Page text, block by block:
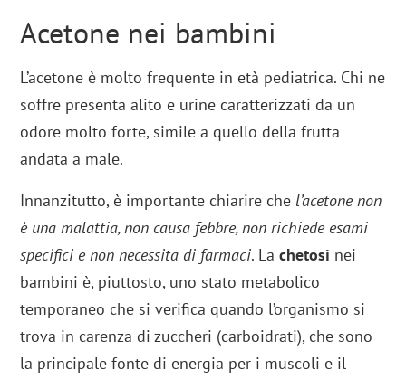
Acetone nei bambini
L’acetone è molto frequente in età pediatrica. Chi ne
soffre presenta alito e urine caratterizzati da un
odore molto forte, simile a quello della frutta
andata a male.
Innanzitutto, è importante chiarire che l’acetone non
è una malattia, non causa febbre, non richiede esami
specifici e non necessita di farmaci. Lachetosi nei
bambini è, piuttosto, uno stato metabolico
temporaneo che si verifica quando l’organismo si
trova in carenza di zuccheri (carboidrati), che sono
la principale fonte di energia per i muscoli e il